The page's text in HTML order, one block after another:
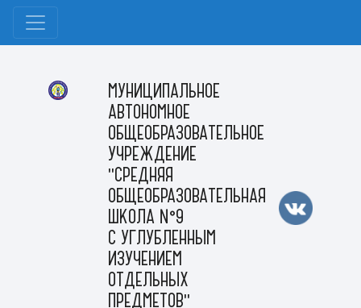
МУНИЦИПАЛЬНОЕ
АВТОНОМНОЕ
ОБЩЕОБРАЗОВАТЕЛЬНОЕ
УЧРЕЖДЕНИЕ
"СРЕДНЯЯ
ОБЩЕОБРАЗОВАТЕЛЬНАЯ
ШКОЛА №9
С УГЛУБЛЕННЫМ
ИЗУЧЕНИЕМ
ОТДЕЛЬНЫХ
ПРЕДМЕТОВ"